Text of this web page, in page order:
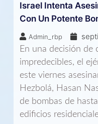
Israel Intenta
Con Un Potente
Admin_rbp
En una decisión de
impredecibles, el
este viernes
Hezbolá, Hasan
de bombas de
edificios